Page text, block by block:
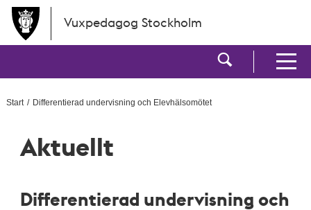
Hoppa till huvudinnehållet
Vuxpedagog Stockholm
Visa
Visa
Start Differentierad undervisning och Elevhälsomötet
Aktuellt
Differentierad undervisning och